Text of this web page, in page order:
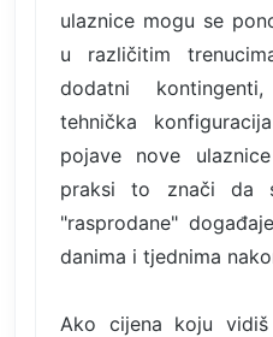
ulaznice mogu se
u različitim
dodatni
tehnička
pojave nove
praksi to znači da
"rasprodane"
danima i tjednima
Ako cijena koju